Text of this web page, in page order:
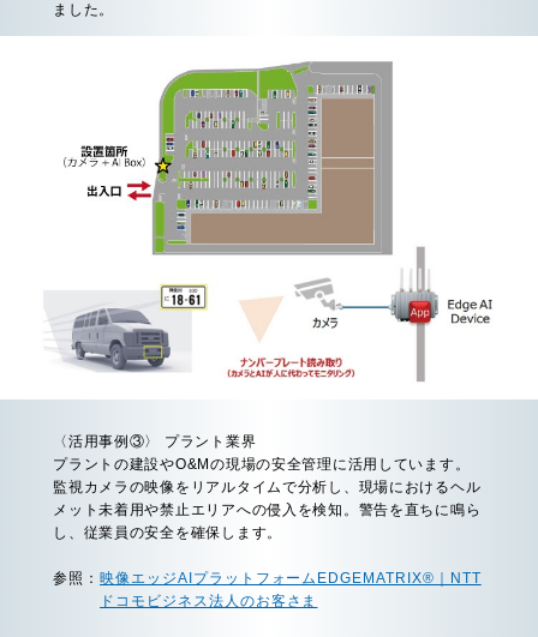
ました。
〈活用事例③〉 プラント業界
プラントの建設やO&Mの現場の安全管理に活用しています。
監視カメラの映像をリアルタイムで分析し、現場におけるヘル
メット未着用や禁止エリアへの侵入を検知。警告を直ちに鳴ら
し、従業員の安全を確保します。
参照：映像エッジAIプラットフォームEDGEMATRIX®｜NTT
ドコモビジネス法人のお客さま